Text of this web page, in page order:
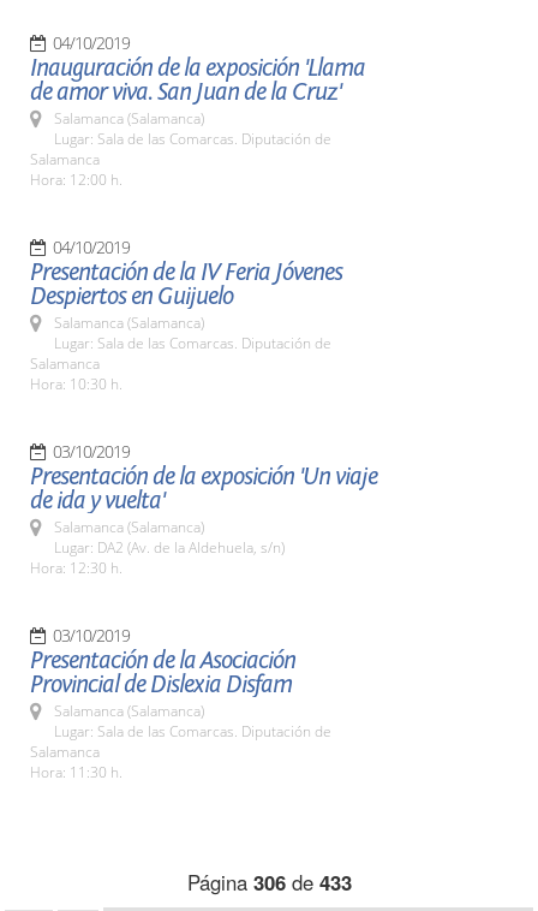
04/10/2019
Inauguración de la exposición 'Llama
de amor viva. San Juan de la Cruz'
Salamanca (Salamanca)
Lugar: Sala de las Comarcas. Diputación de
Salamanca
Hora: 12:00 h.
04/10/2019
Presentación de la IV Feria Jóvenes
Despiertos en Guijuelo
Salamanca (Salamanca)
Lugar: Sala de las Comarcas. Diputación de
Salamanca
Hora: 10:30 h.
03/10/2019
Presentación de la exposición 'Un viaje
de ida y vuelta'
Salamanca (Salamanca)
Lugar: DA2 (Av. de la Aldehuela, s/n)
Hora: 12:30 h.
03/10/2019
Presentación de la Asociación
Provincial de Dislexia Disfam
Salamanca (Salamanca)
Lugar: Sala de las Comarcas. Diputación de
Salamanca
Hora: 11:30 h.
Página 306de 433